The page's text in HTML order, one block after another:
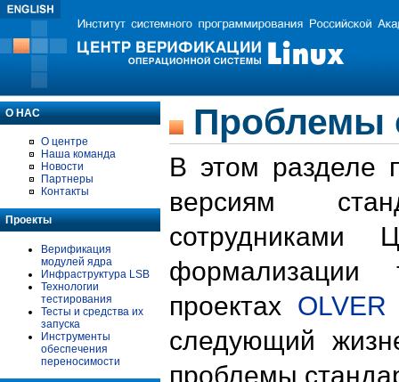
О НАС
О центре
Наша команда
Новости
Партнеры
Контакты
Проекты
Верификация
модулей ядра
Инфраструктура LSB
Технологии
тестирования
Тесты и средства их
запуска
Инструменты
обеспечения
переносимости
Проблемы
В этом разделе
версиям
формализации
проектах OLVER
следующий
проблемы